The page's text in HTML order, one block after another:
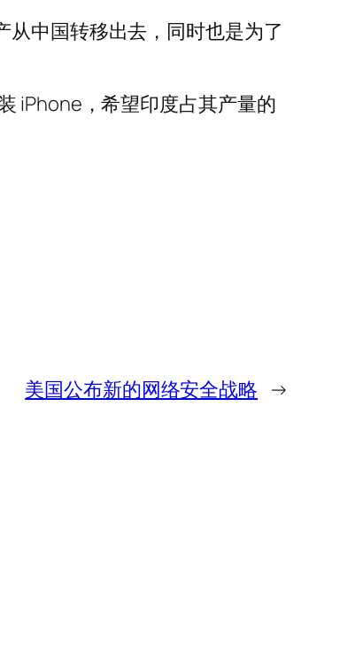
从中国转移出去，同时也是为了
iPhone，希望印度占其产量的
美国公布新的网络安全战略 →